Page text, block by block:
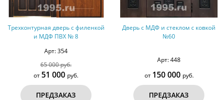
Трехконтурная дверь с филенкой
и МДФ ПВХ № 8
Арт: 354
65 000 руб.
от 51 000 руб.
ПРЕДЗАКАЗ
Дверь с МДФ и стеклом с ковкой
№60
Арт: 448
от 150 000 руб.
ПРЕДЗАКАЗ